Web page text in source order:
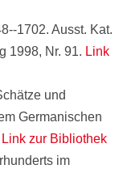
1702. Ausst. Kat.
1998, Nr. 91. Link
und
Germanischen
Link zur Bibliothek
im